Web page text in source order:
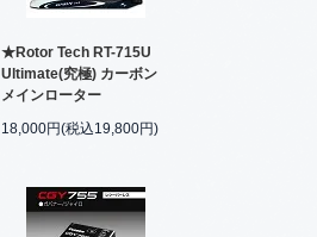
★Rotor Tech RT-715U
Ultimate(究極) カーボン
メインローター
18,000円(税込19,800円)